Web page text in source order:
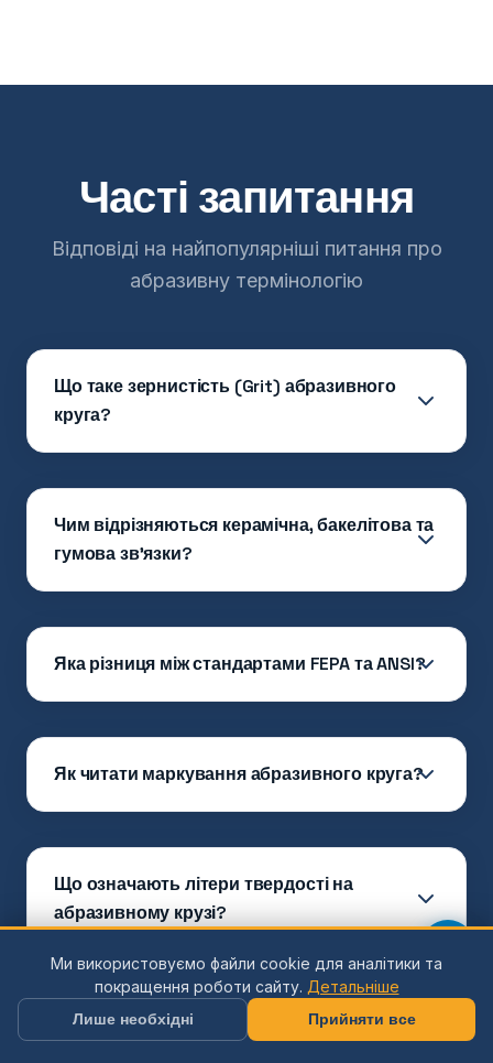
Часті запитання
Відповіді на найпопулярніші питання про
абразивну термінологію
Що таке зернистість (Grit) абразивного
круга?
Чим відрізняються керамічна, бакелітова та
гумова зв'язки?
Яка різниця між стандартами FEPA та ANSI?
Як читати маркування абразивного круга?
Що означають літери твердості на
абразивному крузі?
Що таке оксид алюмінію та карбід кремнію?
Ми використовуємо файли cookie для аналітики та
покращення роботи сайту. Детальніше
Лише необхідні Прийняти все